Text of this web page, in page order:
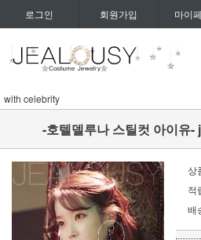
로그인 회원가입 마이
with celebrity
-호텔델루나 스틸컷 아이유
상
적
배